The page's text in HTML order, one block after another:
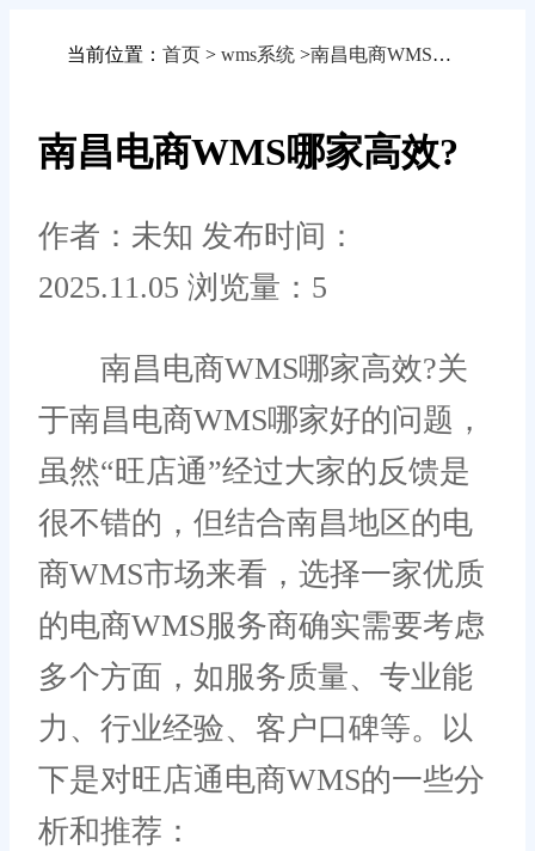
当前位置： 首页 > wms系统 >南昌电商WMS哪家高效?
南昌电商WMS哪家高效?
作者：未知 发布时间：
2025.11.05 浏览量：5
南昌电商WMS哪家高效?关
于南昌电商WMS哪家好的问题，
虽然“旺店通”经过大家的反馈是
很不错的，但结合南昌地区的电
商WMS市场来看，选择一家优质
的电商WMS服务商确实需要考虑
多个方面，如服务质量、专业能
力、行业经验、客户口碑等。以
下是对旺店通电商WMS的一些分
析和推荐：